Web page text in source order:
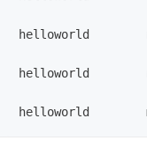
helloworld
helloworld